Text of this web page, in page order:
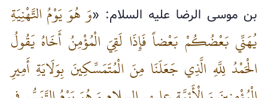
بن موسى الرضا عليه السلام: «وَ هُوَ يَوْمُ التَّهْنِيَةِ
يُهَنِّي بَعْضُكُمْ بَعْضاً فَإِذَا لَقِيَ الْمُؤْمِنُ أَخَاهُ يَقُولُ
الْحَمْدُ لِلَّهِ الَّذِي جَعَلَنَا مِنَ الْمُتَمَسِّكِينَ بِوَلَايَةِ أَمِيرِ